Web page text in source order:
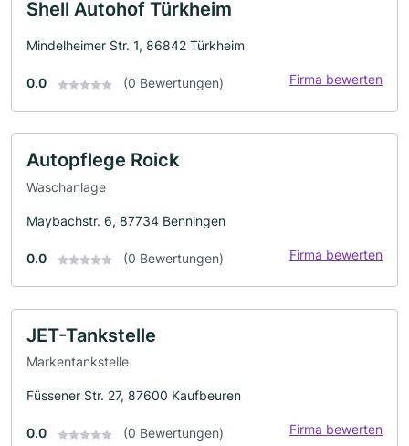
Shell Autohof Türkheim
Mindelheimer Str. 1, 86842 Türkheim
0.0 (0 Bewertungen) Firma bewerten
Autopflege Roick
Waschanlage
Maybachstr. 6, 87734 Benningen
0.0 (0 Bewertungen) Firma bewerten
JET-Tankstelle
Markentankstelle
Füssener Str. 27, 87600 Kaufbeuren
0.0 (0 Bewertungen) Firma bewerten